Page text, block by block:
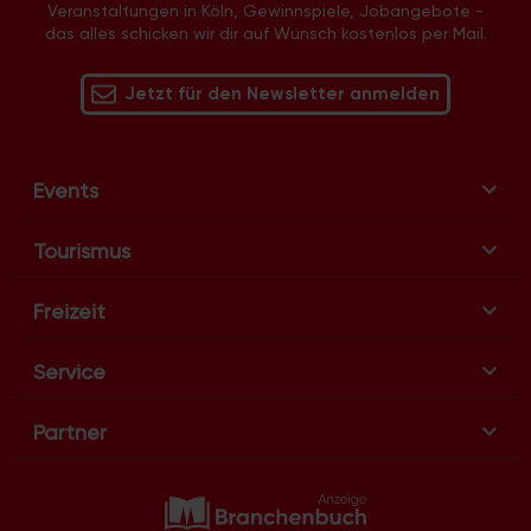
n
Veranstaltungen in Köln, Gewinnspiele, Jobangebote -
das alles schicken wir dir auf Wunsch kostenlos per Mail.
Jetzt für den Newsletter anmelden
Events
Tourismus
Freizeit
Service
Partner